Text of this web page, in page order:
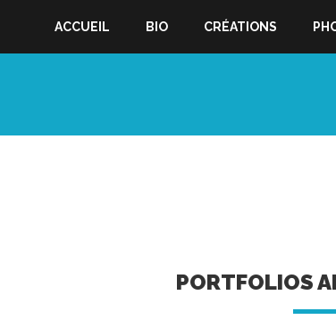
ACCUEIL BIO CRÉATIONS
PORTFOLIOS